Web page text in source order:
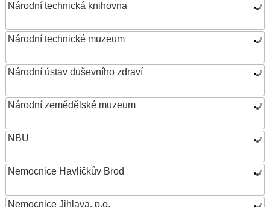
Národní technická knihovna
Národní technické muzeum
Národní ústav duševního zdraví
Národní zemědělské muzeum
NBU
Nemocnice Havlíčkův Brod
Nemocnice Jihlava, p.o.